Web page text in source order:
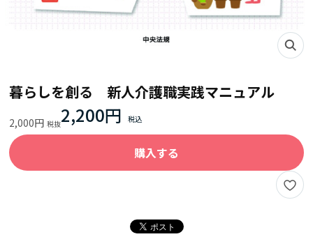
暮らしを創る 新人介護職実践マニュアル
2,000円 2,200円
購入する